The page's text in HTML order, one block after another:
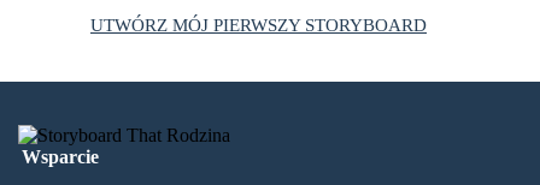
UTWÓRZ MÓJ PIERWSZY STORYBOARD
Wsparcie